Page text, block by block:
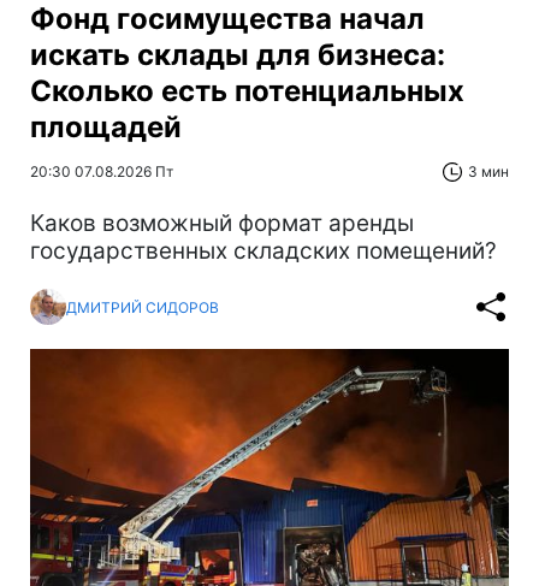
Фонд госимущества начал
искать склады для бизнеса:
Сколько есть потенциальных
площадей
20:30 07.08.2026 Пт 3 мин
Каков возможный формат аренды
государственных складских помещений?
ДМИТРИЙ СИДОРОВ